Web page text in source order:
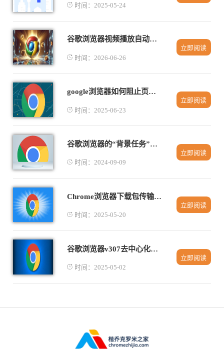
时间：2025-05-24
谷歌浏览器视频播放自动调整功能使用操作解析
时间：2026-06-26
立即阅读
google浏览器如何阻止页面发送通知请求
时间：2025-06-23
立即阅读
谷歌浏览器的“背景任务”如何设置
时间：2024-09-09
立即阅读
Chrome浏览器下载包传输监控工具推荐
时间：2025-05-20
立即阅读
谷歌浏览器v307去中心化存储：IPFS传输速度破2Gbps
时间：2025-05-02
立即阅读